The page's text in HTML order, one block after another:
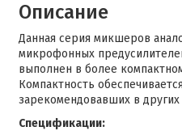
Описание
Данная серия микшеров
микрофонных
выполнен в более
Компактность
зарекомендовавших в
Спецификации: